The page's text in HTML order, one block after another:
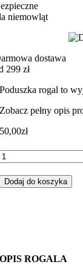
niemowląt
dostawa
299 zł
Poduszka rogal to
Zobacz pełny opis
50,00zł
Dodaj do koszyka
OPIS ROGALA